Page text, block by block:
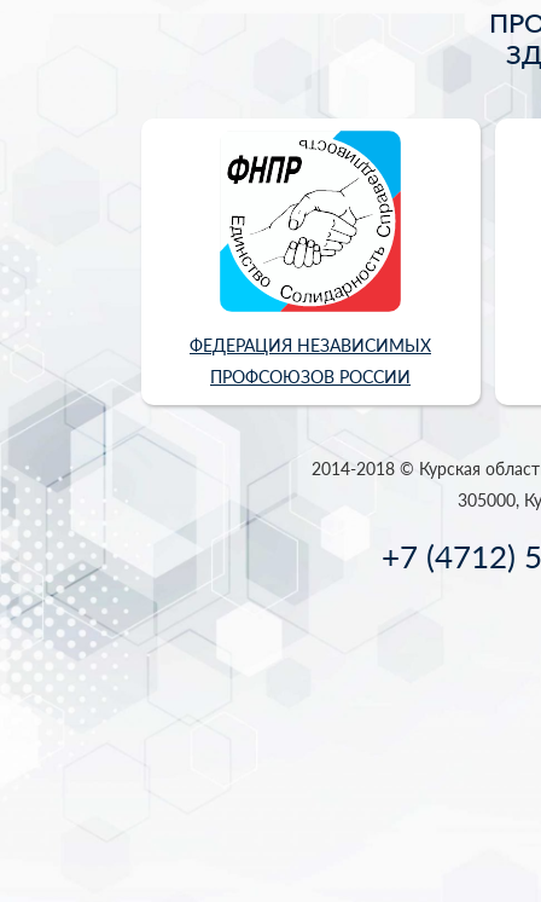
ФЕДЕРАЦИЯ НЕЗАВИСИМЫХ
ПРОФСОЮЗОВ РОССИИ
2014-2018 © Курская
305000,
+7 (4712)